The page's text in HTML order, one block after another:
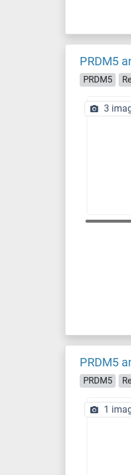
PRDM5
PRDM5
3
PRDM5
PRDM5
1